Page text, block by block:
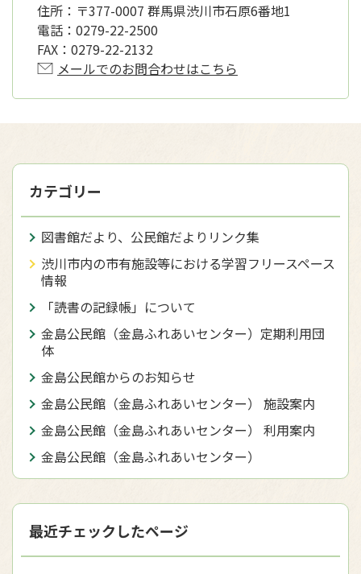
住所： 〒377-0007 群馬県渋川市石原6番地1
電話： 0279-22-2500
FAX： 0279-22-2132
メールでのお問合わせはこちら
カテゴリー
図書館だより、公民館だよりリンク集
渋川市内の市有施設等における学習フリースペース
情報
「読書の記録帳」について
金島公民館（金島ふれあいセンター）定期利用団
体
金島公民館からのお知らせ
金島公民館（金島ふれあいセンター） 施設案内
金島公民館（金島ふれあいセンター） 利用案内
金島公民館（金島ふれあいセンター）
最近チェックしたページ